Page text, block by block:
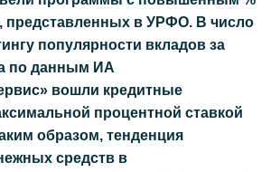
представленных в УРФО. В число
популярности вкладов за
по данным ИА
вошли кредитные
процентной ставкой
образом, тенденция
средств в